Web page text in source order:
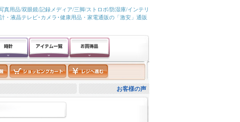
用品/双眼鏡/記録メディア/三脚/ストロボ/防湿庫/インテリ
・液晶テレビ･カメラ･健康用品・家電通販の「激安」通販
お客様の声